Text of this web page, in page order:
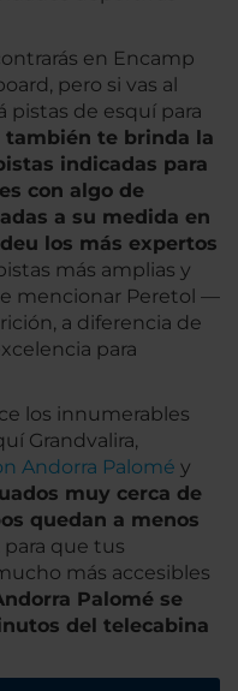
en Encamp
pero si vas al
pistas de esquí para
también te brinda la
indicadas para
con algo de
a su medida en
los más expertos
más amplias y
mencionar Peretol —
a diferencia de
para
los innumerables
Grandvalira,
Andorra Palomé y
muy cerca de
quedan a menos
para que tus
más accesibles
Palomé se
del telecabina